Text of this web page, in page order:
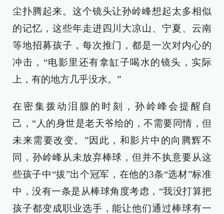
尘扑腾起来。这个镜头让孙岭峰想起太多相似
的记忆，这些年走进四川大凉山、宁夏、云南
等地招募孩子，每次推门，都是一次对内心的
冲击，“电影里还有拿缸子喝水的镜头，实际
上，有的地方几乎没水。”
在密集拨动泪腺的时刻，孙岭峰会提醒自
己，“人的身世是老天爷给的，不需要同情，但
未来需要改变。”因此，和影片中的向腾辉不
同，孙岭峰从未放弃棒球，但并不执意要从这
些孩子中“拔”出个冠军，在他的3条“选材”标准
中，没有一条是从棒球角度考虑，“我没打算把
孩子都变成职业选手，能让他们通过棒球有一